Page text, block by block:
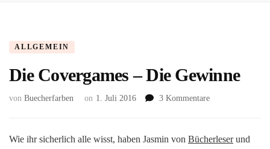
ALLGEMEIN
Die Covergames – Die Gewinne
von Buecherfarben on 1. Juli 2016 3 Kommentarezu
–
Wie ihr sicherlich alle wisst, haben Jasmin von Bücherleserund